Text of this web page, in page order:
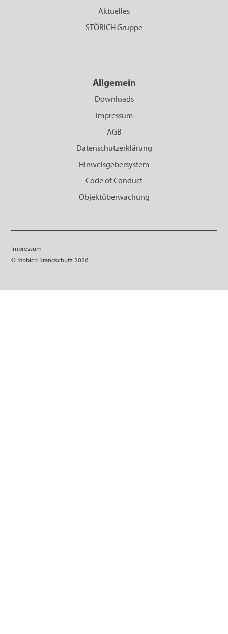
Aktuelles
STÖBICH Gruppe
Allgemein
Downloads
Impressum
AGB
Datenschutzerklärung
Hinweisgebersystem
Code of Conduct
Objektüberwachung
Impressum
© Stöbich Brandschutz 2026